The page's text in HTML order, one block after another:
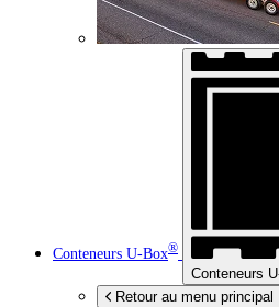
Conteneurs U-Box®
Conteneurs
Retour au menu principal